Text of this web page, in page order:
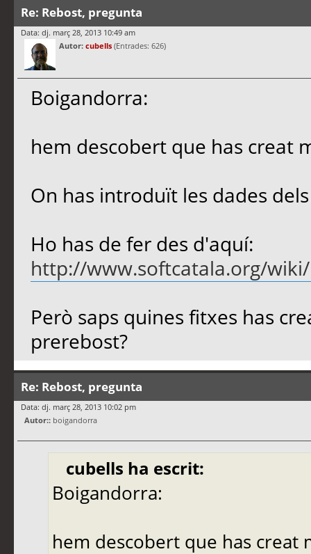
Re: Rebost, pregunta
Data: dj. març 28, 2013 10:49 am
Autor: cubells (Entrades: 626)
Boigandorra:
hem descobert que has creat
On has introduït les dades
Ho has de fer des d'aquí:
http://www.softcatala.org/wiki/
Però saps quines fitxes has
prerebost?
Re: Rebost, pregunta
Data: dj. març 28, 2013 10:02 pm
Autor:: boigandorra
cubells ha escrit:
Boigandorra:
hem descobert que has creat